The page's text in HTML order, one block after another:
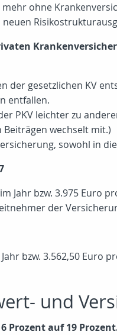
ohne
der gesetzlichen KV
entfallen.
PKV leichter zu
wechselt mit.)
sowohl in
Jahr bzw. 3.975 Euro
der
bzw. 3.562,50
und
Prozent auf 19